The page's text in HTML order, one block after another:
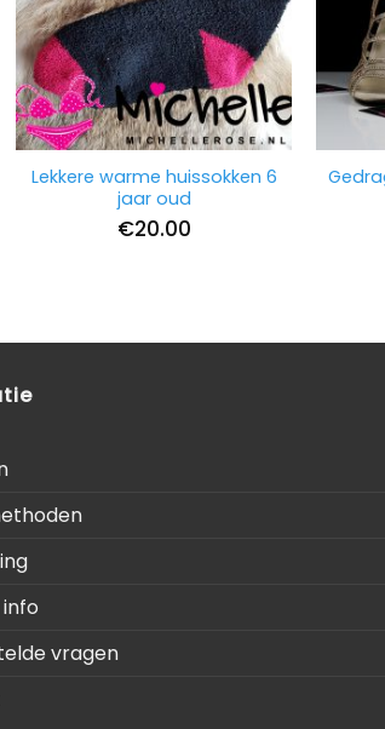
Lekkere warme huissokken 6
jaar oud
€20.00
vragen